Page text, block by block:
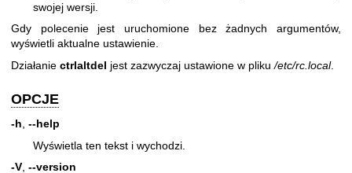
swojej wersji.
Gdy polecenie jest uruchomione bez żadnych argumentów,
wyświetli aktualne ustawienie.
Działanie ctrlaltdel jest zazwyczaj ustawione w pliku/etc/rc.local.
OPCJE
-h, --help
Wyświetla ten tekst i wychodzi.
-V --version